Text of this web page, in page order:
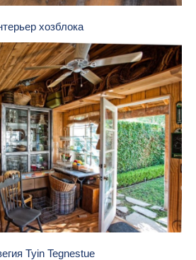
хозблока
Tyin Tegnestue